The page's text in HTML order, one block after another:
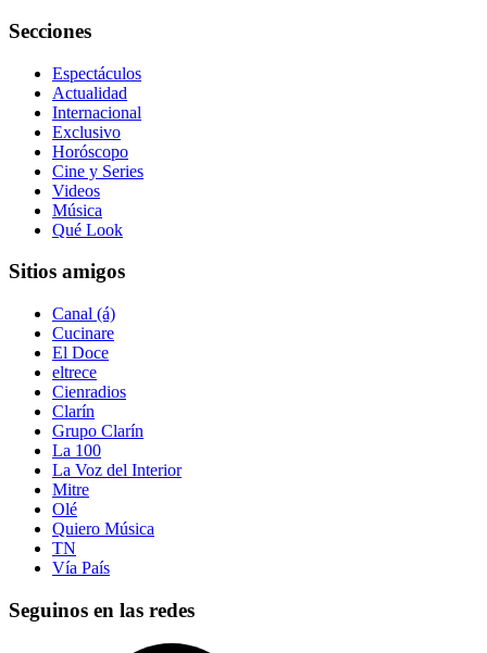
Secciones
Espectáculos
Actualidad
Internacional
Exclusivo
Horóscopo
Cine y Series
Videos
Música
Qué Look
Sitios amigos
Canal (á)
Cucinare
El Doce
eltrece
Cienradios
Clarín
Grupo Clarín
La 100
La Voz del Interior
Mitre
Olé
Quiero Música
TN
Vía País
Seguinos en las redes